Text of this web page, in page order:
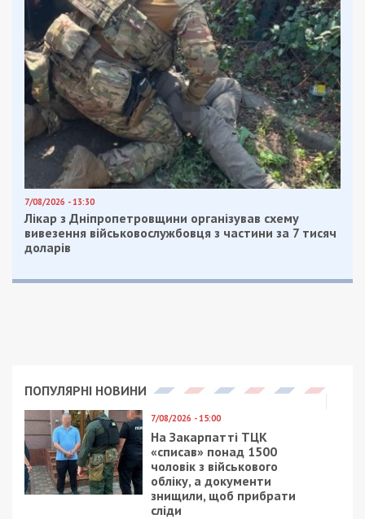
7/08/2026 - 13:30
Лікар з Дніпропетровщини організував схему
вивезення військовослужбовця з частини за 7 тисяч
доларів
ПОПУЛЯРНІ НОВИНИ
7/08/2026 - 15:00
На Закарпатті ТЦК
«списав» понад 1500
чоловік з військового
обліку, а документи
знищили, щоб прибрати
сліди